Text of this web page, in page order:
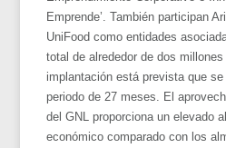
Emprende’. También participan
UniFood como entidades
total de alrededor de dos
implantación está prevista que
periodo de 27 meses. El
del GNL proporciona un elevado
económico comparado con los